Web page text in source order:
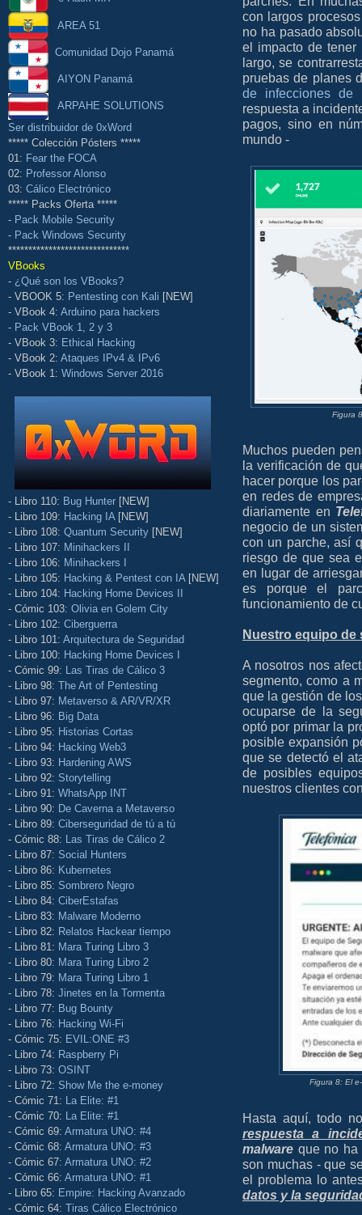
AREA 51
Comunidad Dojo Panamá
AIYON Panamá
ARPAHE SOLUTIONS
Ser distribuidor de 0xWord
***** Colección Pósters *****
01: Fear the FOCA
02: Professor Alonso
03: Cálico Electrónico
***** Packs Oferta *****
- Pack Mobile Security
- Pack Windows Security
******************************
VBooks
- ¿Qué son los VBooks?
- VBOOK 5: Pentesting con Kali [NEW]
- VBook 4: Arduino para hackers
- Pack VBook 1, 2 y 3
- VBook 3: Ethical Hacking
- VBook 2: Ataques IPv4 & IPv6
- VBook 1: Windows Server 2016
- Libro 110: Bug Hunter [NEW]
- Libro 109: Hacking IA [NEW]
- Libro 108: Quantum Security [NEW]
- Libro 107: Minihackers II
- Libro 106: Minihackers I
- Libro 105: Hacking & Pentest con IA [NEW]
- Libro 104: Hacking Home Devices II
- Cómic 103: Olivia en Golem City
- Libro 102: Ciberguerra
- Libro 101: Arquitectura de Seguridad
- Libro 100: Hacking Home Devices I
- Cómic 99: Las Tiras de Cálico 3
- Libro 98: The Art of Pentesting
- Libro 97: Metaverso & AR/VR/XR
- Libro 96: Big Data
- Libro 95: Historias Cortas
- Libro 94: Hacking Web3
- Libro 93: Hardening AWS
- Libro 92: Storytelling
- Libro 91: WhatsApp INT
- Libro 90: De Caverna a Metaverso
- Libro 89: Ciberseguridad de tú a tú
- Cómic 88: Las Tiras de Cálico 2
- Libro 87: Social Hunters
- Libro 86: Kubernetes
- Libro 85: Sombrero Negro
- Libro 84: CiberEstafas
- Libro 83: Malware Moderno
- Libro 82: Relatos Hackear tiempo
- Libro 81: Mara Turing Libro 3
- Libro 80: Mara Turing Libro 2
- Libro 79: Mara Turing Libro 1
- Libro 78: Jinetes en la Tormenta
- Libro 77: Bug Bounty
- Libro 76: Hacking Wi-Fi
- Cómic 75: EVIL:ONE #3
- Libro 74: Raspberry Pi
- Libro 73: OSINT
- Libro 72: Show Me the e-money
- Cómic 71: La Elite: #1
- Cómic 70: La Elite: #1
- Cómic 69: Armatura UNO: #4
- Cómic 68: Armatura UNO: #3
- Cómic 67: Armatura UNO: #2
- Cómic 66: Armatura UNO: #1
- Libro 65: Empire: Hacking Avanzado
- Cómic 64: Tiras Cálico Electrónico
con largos
no ha pasado
el impacto de
largo, se
pruebas de planes
de infecciones de
respuesta a
pagos, sino en
mundo -
Figura
Muchos pueden
la verificación de
hacer porque los
en redes de
diariamente en
negocio de un
con un parche, así
riesgo de que sea
en lugar de
es porque el
funcionamiento de
Nuestro equipo
A nosotros nos
segmento, como a
que la gestión de
ocuparse de la
optó por primar la
posible expansión
que se detectó el
de posibles
nuestros clientes
Figura 8: El
Hasta aquí, todo
respuesta a
malware que no ha
son muchas - que
el problema lo
datos y la